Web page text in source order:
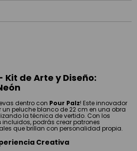
Kit de Arte y Diseño:
dentro con Pour Palz! Este innovador
un peluche blanco de 22 cm en una obra
la técnica de vertido. Con los
incluidos, podrás crear patrones
que brillan con personalidad propia.
Creativa